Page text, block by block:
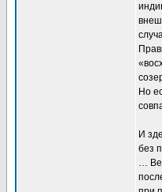
Но
И
без
…